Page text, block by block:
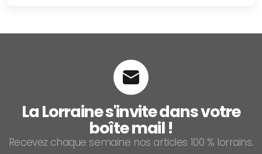
La Lorraine s'invite dans votre
boîte mail !
Recevez chaque semaine nos articles 100 % lorrains.